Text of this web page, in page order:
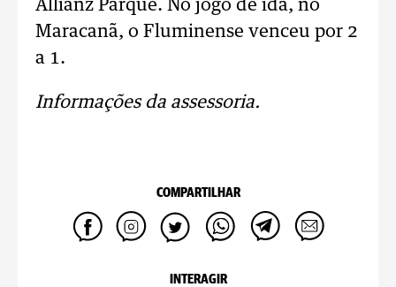
Allianz Parque. No jogo de ida, no
Maracanã, o Fluminense venceu por 2
a 1.
Informações da assessoria.
COMPARTILHAR
INTERAGIR